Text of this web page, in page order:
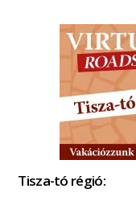
Tisza-tó régió: